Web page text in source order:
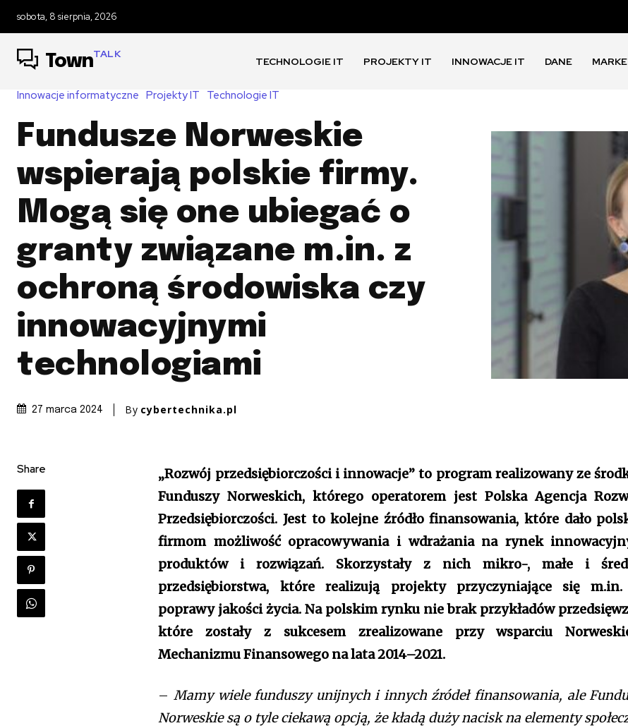
[tds_leads
sobota, 8 sierpnia, 2026
TownTALK
TECHNOLOGIE IT PROJEKTY IT INNOWACJE IT DANE
Innowacje informatyczne Projekty IT Technologie IT
Fundusze Norweskie
wspierają polskie firmy.
Mogą się one ubiegać o
granty związane m.in. z
ochroną środowiska czy
innowacyjnymi
technologiami
27 marca 2024 By cybertechnika.pl
Share
„Rozwój przedsiębiorczości i innowacje” to program realizowany ze
Funduszy Norweskich, którego operatorem jest Polska Agencja
Przedsiębiorczości. Jest to kolejne źródło finansowania, które dało
firmom możliwość opracowywania i wdrażania na rynek
produktów i rozwiązań. Skorzystały z nich mikro-, małe i
przedsiębiorstwa, które realizują projekty przyczyniające się
poprawy jakości życia. Na polskim rynku nie brak przykładów
które zostały z sukcesem zrealizowane przy wsparciu
Mechanizmu Finansowego na lata 2014–2021.
– Mamy wiele funduszy unijnych i innych źródeł finansowania, ale
Norweskie są o tyle ciekawą opcją, że kładą duży nacisk na elementy